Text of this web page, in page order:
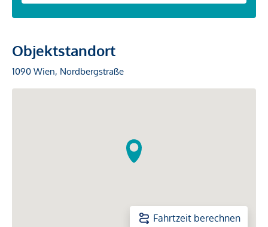
Objektstandort
1090 Wien, Nordbergstraße
Fahrtzeit berechnen